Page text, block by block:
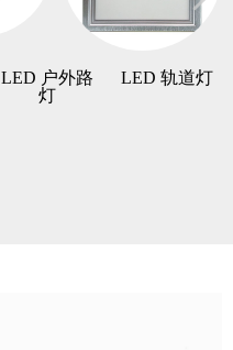
LED 户外路
灯
LED 轨道灯